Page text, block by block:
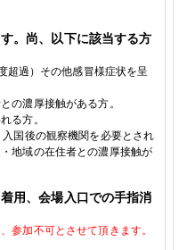
。尚、以下に該当する方
超過）その他感冒様症状を呈
の濃厚接触がある方。
る方。
国後の観察機関を必要とされ
地域の在住者との濃厚接触が
用、会場入口での手指消
参加不可とさせて頂きます。